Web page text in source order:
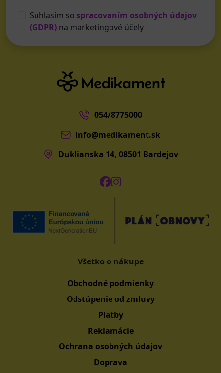
Súhlasím so spracovaním osobných údajov
(GDPR) na marketingové účely
054/8775000
info@medikament.sk
Duklianska 14, 08501 Bardejov
Všetko o nákupe
Obchodné podmienky
Odstúpenie od zmluvy
Platby
Reklamácie
Ochrana osobných údajov
Doprava